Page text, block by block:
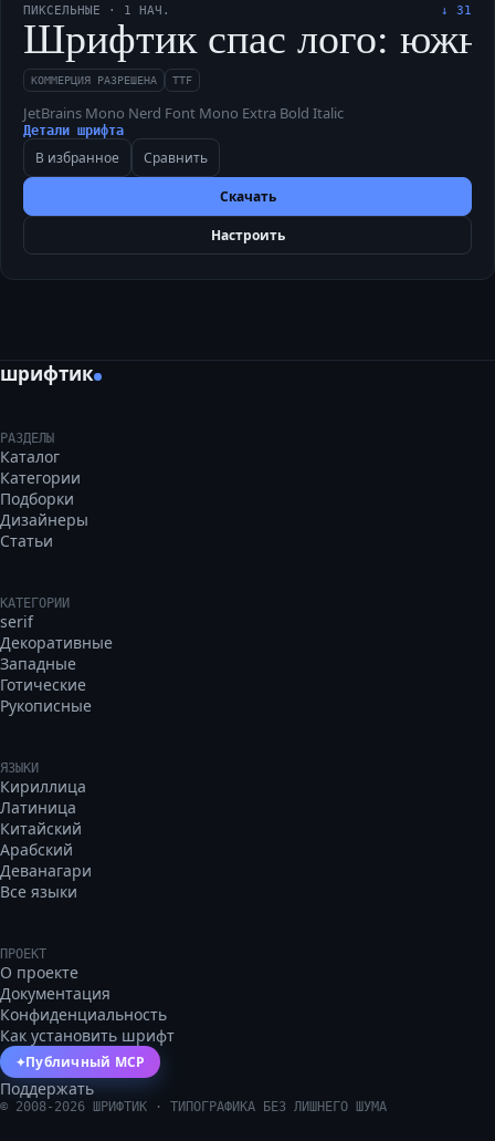
ПИКСЕЛЬНЫЕ · 1 НАЧ. ↓ 31
Шрифтик спас лого:
КОММЕРЦИЯ РАЗРЕШЕНА TTF
JetBrains Mono Nerd Font Mono Extra Bold Italic
Детали шрифта
В избранное Сравнить
Скачать
Настроить
шрифтик
РАЗДЕЛЫ
Каталог
Категории
Подборки
Дизайнеры
Статьи
КАТЕГОРИИ
serif
Декоративные
Западные
Готические
Рукописные
ЯЗЫКИ
Кириллица
Латиница
Китайский
Арабский
Деванагари
Все языки
ПРОЕКТ
О проекте
Документация
Конфиденциальность
Как установить шрифт
✦Публичный MCP
Поддержать
© 2008- 2026 ШРИФТИК · ТИПОГРАФИКА БЕЗ ЛИШНЕГО ШУМА